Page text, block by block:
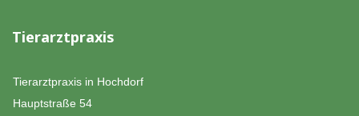
Tierarztpraxis
Tierarztpraxis in Hochdorf
Hauptstraße 54